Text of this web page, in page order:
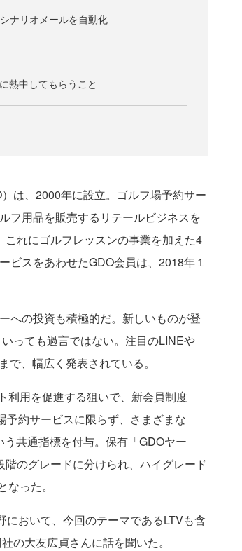
ナリオメールを自動化
熱中してもらうこと
は、2000年に設立。ゴルフ場予約サー
フ用品を販売するリテールビジネスを
れにゴルフレッスンの事業を加えた4
ビスをあわせたGDO会員は、2018年１
への投資も積極的だ。新しいものが登
っても過言ではない。注目のLINEや
、幅広く発表されている。
用を促進する狙いで、新会員制度
予約サービスに限らず、さまざまな
共通指標を付与。保有「GDOヤー
のグレードに分けられ、ハイグレード
なった。
おいて、今回のテーマであるLTVも含
の大友広貞さんに話を聞いた。